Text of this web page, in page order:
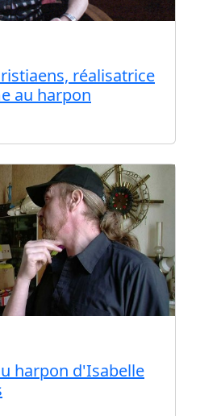
réalisatrice
au harpon
harpon d'Isabelle